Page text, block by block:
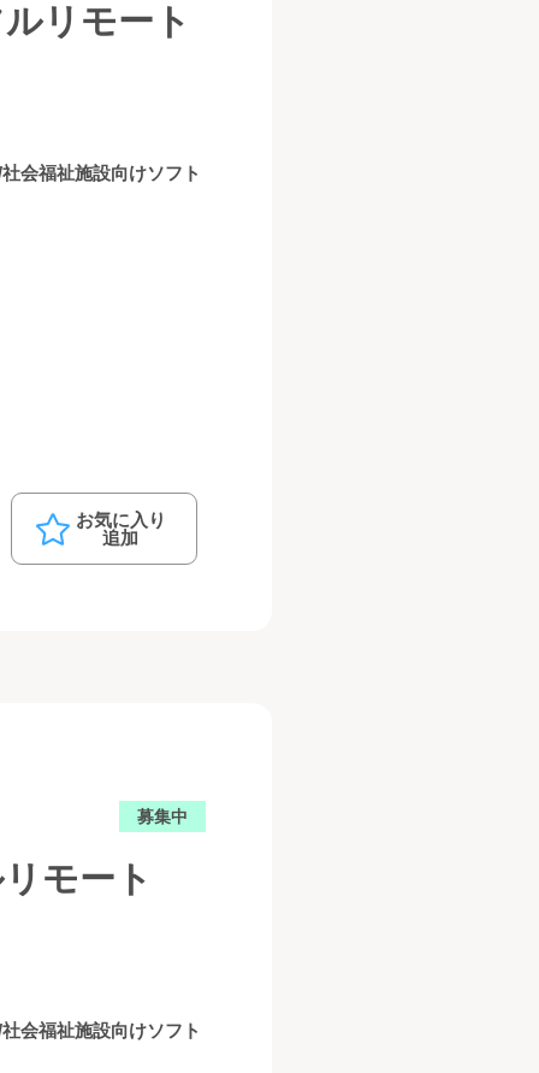
リモート
会福祉施設向けソフト
お気に入り
追加
募集中
モート
会福祉施設向けソフト